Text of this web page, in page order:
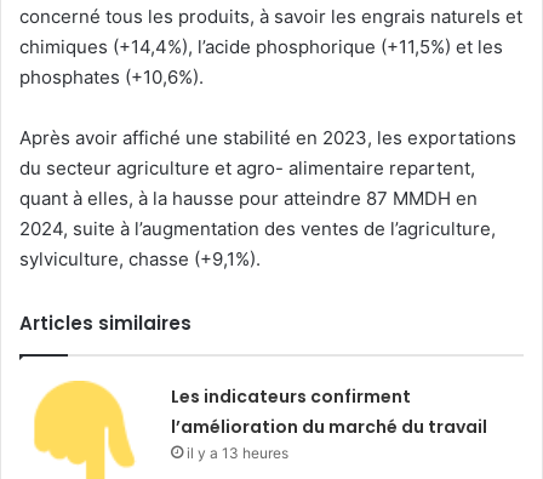
concerné tous les produits, à savoir les engrais naturels et
chimiques (+14,4%), l’acide phosphorique (+11,5%) et les
phosphates (+10,6%).
Après avoir affiché une stabilité en 2023, les exportations
du secteur agriculture et agro- alimentaire repartent,
quant à elles, à la hausse pour atteindre 87 MMDH en
2024, suite à l’augmentation des ventes de l’agriculture,
sylviculture, chasse (+9,1%).
Articles similaires
Les indicateurs confirment
l’amélioration du marché du travail
il y a 13 heures